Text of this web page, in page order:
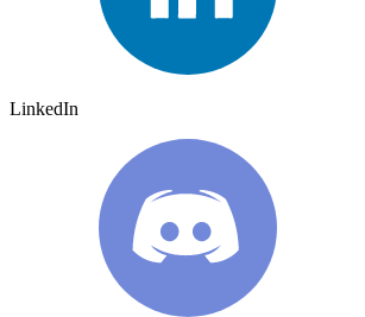
LinkedIn